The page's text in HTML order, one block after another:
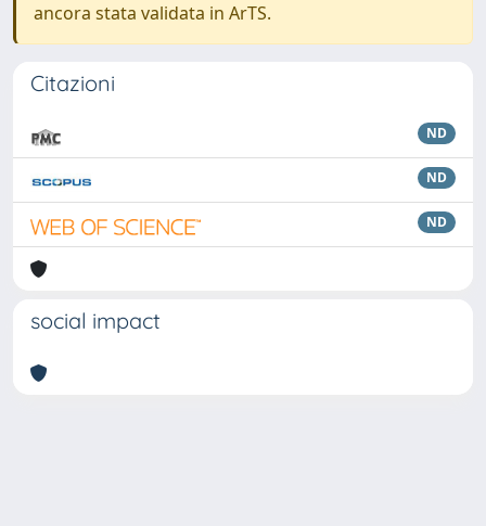
ancora stata validata in ArTS.
Citazioni
ND
ND
ND
social impact